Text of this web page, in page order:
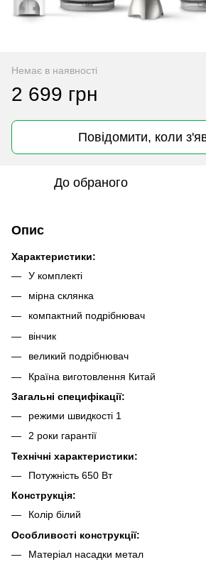
Немає в наявності
2 699 грн
Повідомити, коли
До обраного
Опис
Характеристики:
У комплекті
мірна склянка
компактний подрібнювач
вінчик
великий подрібнювач
Країна виготовлення Китай
Загальні специфікації:
режими швидкості 1
2 роки гарантії
Технічні характеристики:
Потужність 650 Вт
Конструкція:
Колір білий
Особливості конструкції:
Матеріал насадки метал